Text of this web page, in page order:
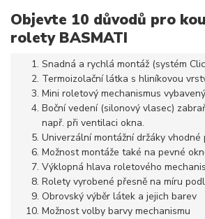
Objevte 10 důvodů pro
rolety BASMATI
Snadná a rychlá montáž (systém
Termoizolační látka s hliníkovou
Mini roletový mechanismus
Boční vedení (silonový vlasec)
např. při ventilaci okna.
Univerzální montážní držáky vhodné
Možnost montáže také na pevné
Výklopná hlava roletového
Rolety vyrobené přesně na míru
Obrovský výběr látek a jejich barev
Možnost volby barvy mechanismu